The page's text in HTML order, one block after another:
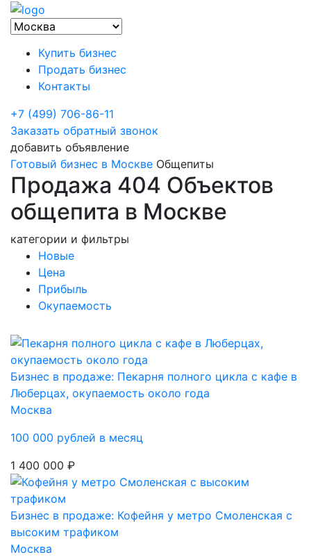
Купить бизнес
Продать бизнес
Контакты
+7 (499) 706-86-11
Заказать обратный звонок
добавить объявление
Готовый бизнес в Москве Общепиты
Продажа 404 Объектов
общепита в Москве
категории и фильтры
Новые
Цена
Прибыль
Окупаемость
Бизнес в продаже: Пекарня полного цикла с кафе в
Люберцах, окупаемость около года
Москва
100 000 рублей в месяц
1 400 000 ₽
Бизнес в продаже: Кофейня у метро Смоленская с
высоким трафиком
Москва